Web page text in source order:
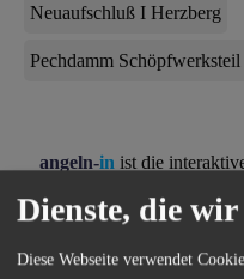
Neuaufschluß I Herzberg
Pechdamm
angeln-in ist die
Hol dir jetzt die App
Dienste, die
Diese Webseite verwendet